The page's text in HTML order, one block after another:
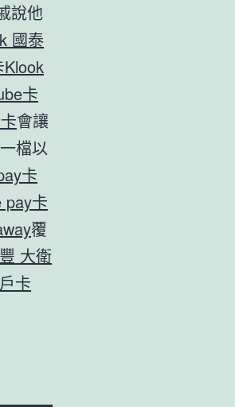
說他
國泰
Klook
卡
會讓
檔以
卡
pay卡
覆
大衛
卡